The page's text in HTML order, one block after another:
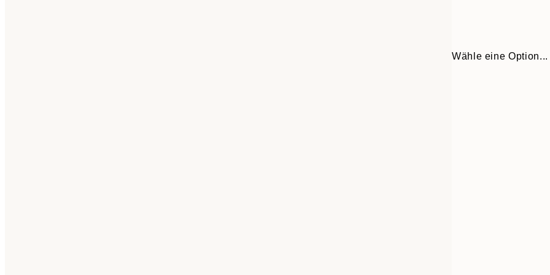
Wähle eine Option...